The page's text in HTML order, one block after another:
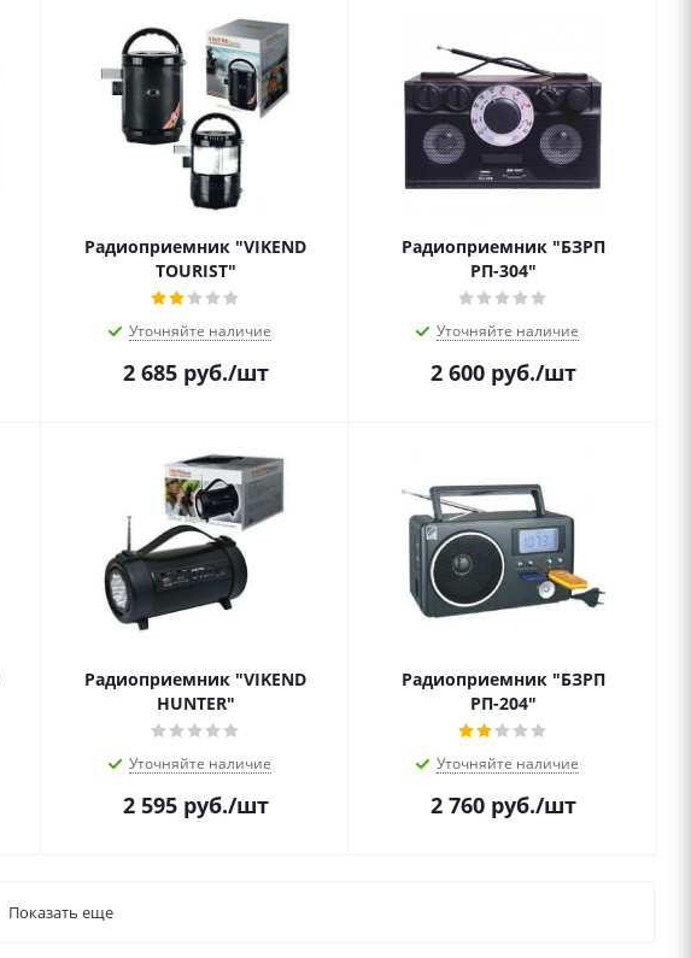
Радиоприемник "VIKEND
TOURIST"
Уточняйте наличие
2 685руб./шт
Радиоприемник "БЗРП
РП-304"
Уточняйте наличие
2 600руб./шт
Радиоприемник "VIKEND
HUNTER"
Уточняйте наличие
2 595руб./шт
Радиоприемник "БЗРП
РП-204"
Уточняйте наличие
2 760руб./шт
Показать еще